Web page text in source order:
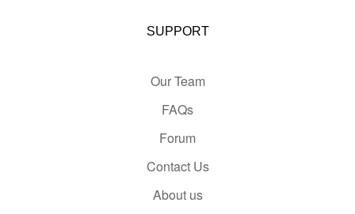
SUPPORT
Our Team
FAQs
Forum
Contact Us
About us